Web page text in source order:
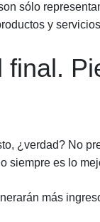
sólo
y
¿verdad? No
siempre es lo
más